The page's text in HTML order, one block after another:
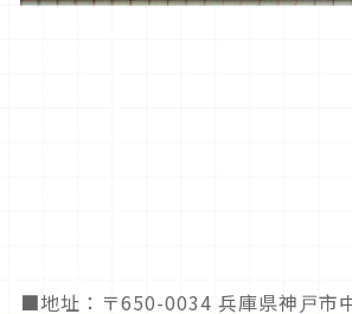
■地址：〒650-0034 兵庫県神戸市